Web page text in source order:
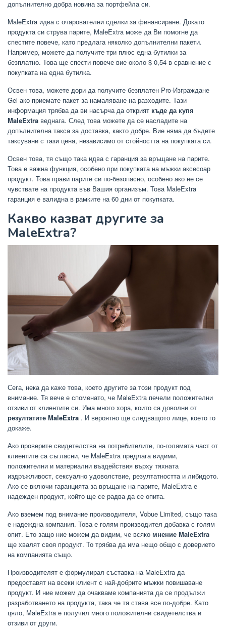
допълнително добра новина за портфейла си.
MaleExtra идва с очарователни сделки за финансиране. Докато
продукта си струва парите, MaleExtra може да Ви помогне да
спестите повече, като предлага няколко допълнителни пакети.
Например, можете да получите три плюс една бутилки за
безплатно. Това ще спести повече вие ​​около $ 0,54 в сравнение с
покупката на една бутилка.
Освен това, можете дори да получите безплатен Pro-Изграждане
Gel ако приемате пакет за намаляване на разходите. Тази
информация трябва да ви насърча да открият къде да купя
MaleExtra веднага. След това можете да се насладите на
допълнителна такса за доставка, както добре. Вие няма да бъдете
таксувани с тази цена, независимо от стойността на покупката си.
Освен това, тя също така идва с гаранция за връщане на парите.
Това е важна функция, особено при покупката на мъжки аксесоар
продукт. Това прави парите си по-безопасно, особено ако не се
чувствате на продукта във Вашия организъм. Това MaleExtra
гаранция е валидна в рамките на 60 дни от покупката.
Какво казват другите за
MaleExtra?
Сега, нека да каже това, което другите за този продукт под
внимание. Тя вече е споменато, че MaleExtra печели положителни
отзиви от клиентите си. Има много хора, които са доволни от
резултатите MaleExtra . И вероятно ще следващото лице, което го
докаже.
Ако проверите свидетелства на потребителите, по-голямата част от
клиентите са съгласни, че MaleExtra предлага видими,
положителни и материални въздействия върху тяхната
издръжливост, сексуално удоволствие, резултатността и либидото.
Ако се включи гаранцията за връщане на парите, MaleExtra е
надежден продукт, който ще се радва да се опита.
Ако вземем под внимание производителя, Vobue Limited, също така
е надеждна компания. Това е голям производител добавка с голям
опит. Ето защо ние можем да видим, че всяко мнение MaleExtra
ще хвалят своя продукт. То трябва да има нещо общо с доверието
на компанията също.
Производителят е формулирал съставка на MaleExtra да
предоставят на всеки клиент с най-добрите мъжки повишаване
продукт. И ние можем да очакваме компанията да се продължи
разработването на продукта, така че тя става все по-добре. Като
цяло, MaleExtra е получил много положителни свидетелства и
отзиви от други.